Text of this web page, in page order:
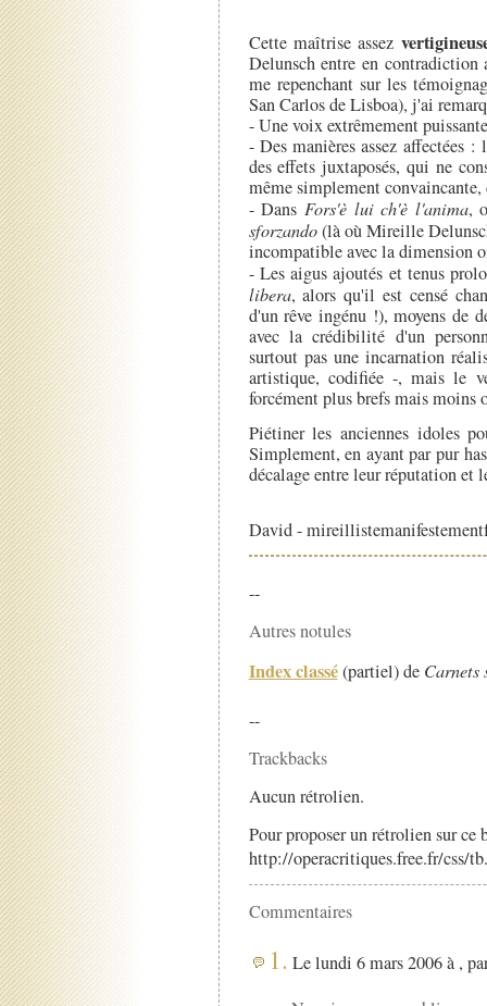
Cette maîtrise assez
Delunsch entre en
me repenchant sur les
San Carlos de Lisboa), j'ai
- Une voix extrêmement
- Des manières assez affectées :
des effets juxtaposés, qui ne
même simplement convaincante,
- Dans Fors'è lui ch'è l'anima,
sforzando(là où Mireille
incompatible avec la dimension
- Les aigus ajoutés et tenus
libera, alors qu'il est censé
d'un rêve ingénu !), moyens de
avec la crédibilité d'un
surtout pas une incarnation
artistique, codifiée -, mais le
forcément plus brefs mais moins
Piétiner les anciennes idoles
Simplement, en ayant par pur
décalage entre leur réputation et
David -
--
Autres notules
Index classé(partiel) de Carnets
--
Trackbacks
Aucun rétrolien.
Pour proposer un rétrolien sur
http://operacritiques.free.fr/css/
Commentaires
1. Le lundi 6 mars 2006 à ,